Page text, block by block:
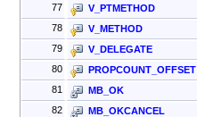
77
V_PTMETHOD
78
V_METHOD
79
V_DELEGATE
80
PROPCOUNT_OFFSET
81
MB_OK
82
MB_OKCANCEL